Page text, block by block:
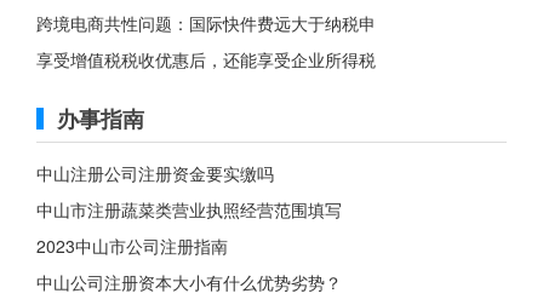
跨境电商共性问题：国际快件费远大于纳税申
享受增值税税收优惠后，还能享受企业所得税
办事指南
中山注册公司注册资金要实缴吗
中山市注册蔬菜类营业执照经营范围填写
2023中山市公司注册指南
中山公司注册资本大小有什么优势劣势？